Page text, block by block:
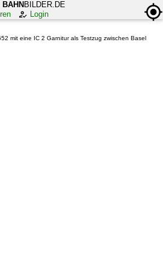
BAHN BILDER.DE
Login
mit eine IC 2 Garnitur als Testzug zwischen Basel